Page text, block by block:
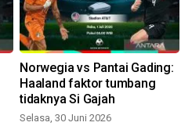
Norwegia vs Pantai Gading:
Haaland faktor tumbang
tidaknya Si Gajah
Selasa, 30 Juni 2026